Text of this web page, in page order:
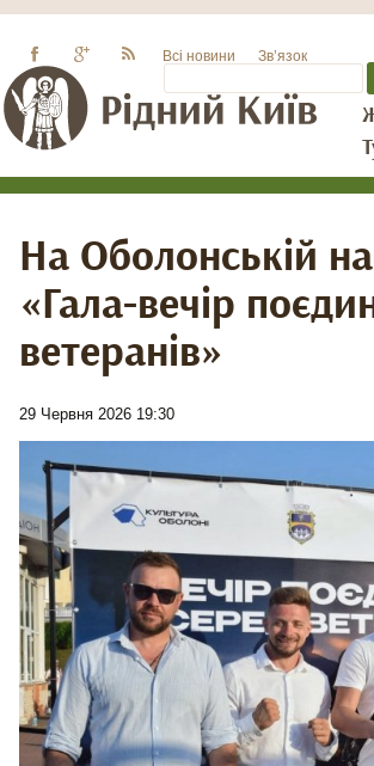
Всі новини Зв’язок
На Оболонській
«Гала-вечір
ветеранів»
29 Червня 2026 19:30